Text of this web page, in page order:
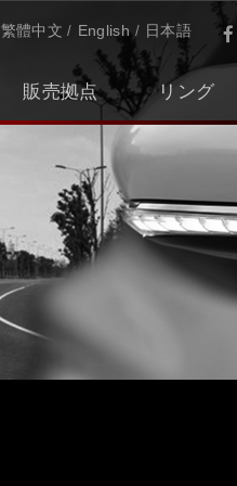
繁體中文 English 日本語
販売拠点 リング